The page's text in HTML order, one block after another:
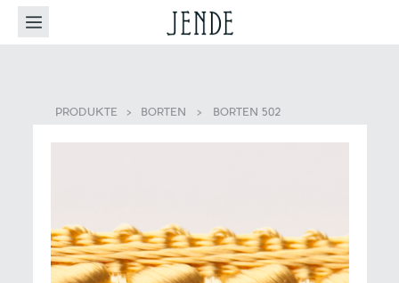
PRODUKTE > BORTEN > BORTEN 502